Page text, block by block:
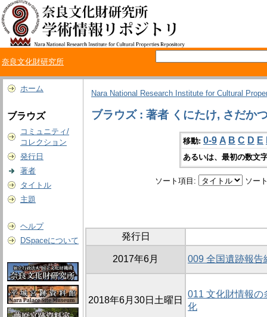
奈良文化財研究所
ホーム
ブラウズ
コミュニティ/
コレクション
発行日
著者
タイトル
主題
ヘルプ
DSpaceについて
Nara National Research Institute for Cultural
ブラウズ : 著者 くにたけ, さだか
移動: 0-9 A B C D E
あるいは、最初の数文
ソート項目: ソー
発行日
2017年6月 009 全国遺跡報告
2018年6月30日土曜日
011 文化財情報の
化